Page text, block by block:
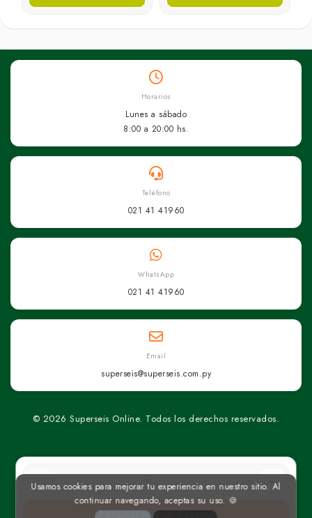
un
Horarios
Lunes a sábado
8:00 a 20:00 hs.
Teléfono
021 41 41960
WhatsApp
021 41 41960
Email
superseis@superseis.com.py
© 2026 Superseis Online. Todos los derechos reservados.
Usamos cookies para mejorar tu experiencia en nuestro sitio. Al
continuar navegando, aceptas su uso. 🍪